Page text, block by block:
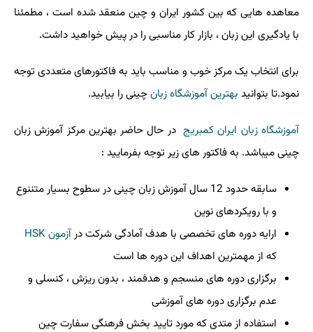
معاهده هایی که بین کشور ایران و چین منعقد شده است ، مطمئنا
با یادگیری این زبان ، بازار کار مناسبی را در پیش خواهید داشت.
برای انتخاب یک مرکز خوب و مناسب باید به فاکتورهای متعددی توجه
نمود.تا بتوانید بهترین آموزشگاه زبانچینی را بیابید.
آموزشگاه زبان ایران کمبریج در حال حاضر بهترین مرکز آموزش زبان
چینی میباشد. به فاکتور های زیر توجه بفرمایید :
سابقه حدود 12 سال آموزش زبان چینی در سطوح بسیار متننوع
و با رویکردهای نوین
ارایه دوره های تخصصی با هدف آمادگی شرکت درآزمونHSK
که از مهمترین اهداف این دوره ها است
برگزاری دوره های منسجم و هدفمند ، بدون ریزش ، کنسلی و
عدم برگزاری دوره های آموزشی
استفاده از متدی که مورد تایید بخش فرهنگی سفارت چین